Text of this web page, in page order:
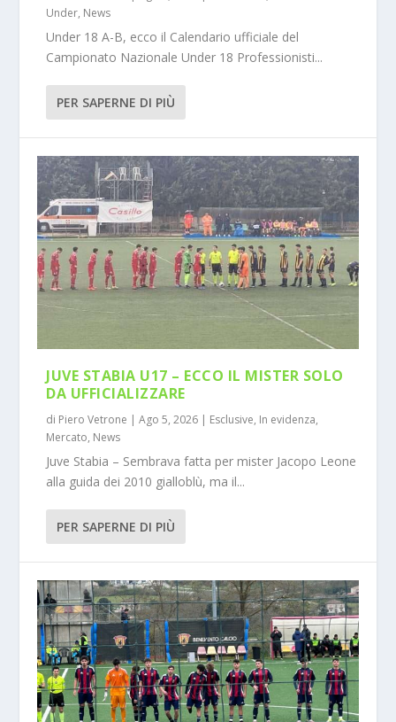
Under, News
Under 18 A-B, ecco il Calendario ufficiale del
Campionato Nazionale Under 18 Professionisti...
PER SAPERNE DI PIÙ
JUVE STABIA U17 – ECCO IL MISTER SOLO
DA UFFICIALIZZARE
di Piero Vetrone |Ago 5, 2026 | Esclusive, In evidenza,
Mercato, News
Juve Stabia – Sembrava fatta per mister Jacopo Leone
alla guida dei 2010 gialloblù, ma il...
PER SAPERNE DI PIÙ